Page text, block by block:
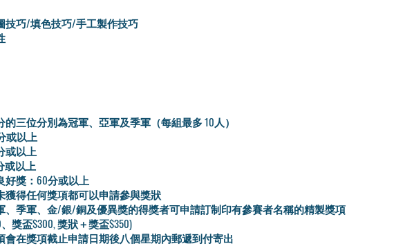
技巧/填色技巧/手工製作技巧
的三位分別為冠軍、亞軍及季軍（每組最多 10人）
或以上
或以上
或以上
好獎：60分或以上
獲得任何獎項都可以申請參與獎狀
、季軍、金/銀/銅及優異獎的得獎者可申請訂制印有參賽者名稱的精製獎項
、獎盃$300, 獎狀＋獎盃$350)
會在獎項截止申請日期後八個星期內郵遞到付寄出